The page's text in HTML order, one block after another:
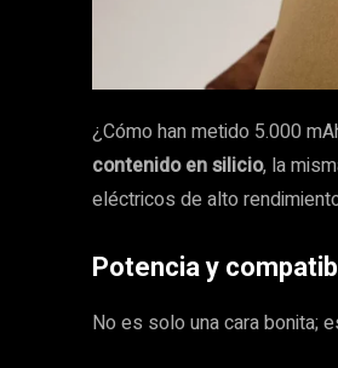
¿Cómo han metido 5.000
contenido en silicio, la
eléctricos de alto
Potencia y
No es solo una cara bonita;